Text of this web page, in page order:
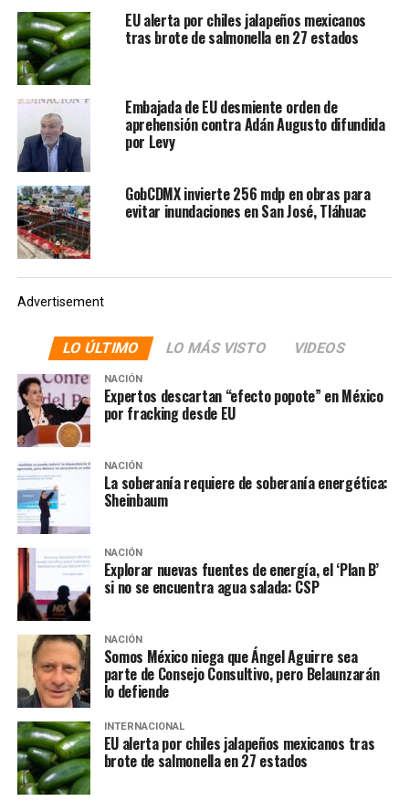
Morena: promete organización
soberanía con Sheinbaum
Otro que se posicionó sobre el entorno internacional
que envuelve al partido fue Mario Delgado Carrillo,
respecto, señaló que le parecía que Morena llegará a
2027 con todas las posibilidades de arrasar en las urnas;
cuestionado sobre si las acusaciones sobre Rubén Rocha
de las autoridades de Estados Unidos. Hay una actitud
muy buena del gobernador diciendo ‘Aquí estoy,
investíguenme’, contrario a la derecha que siempre
trata de protegerse”, externó el exdirigente partidista.
El pasado sábado, el Congreso de Sinaloa aprobó la
licencia solicitada por Rocha Moya para separarse del
cargo mientras la Fiscalía General de la República (FGR)
lleva a cabo las investigaciones de las acusaciones en su
contra desde Estados Unidos. No obstante, previamente,
Raúl Jiménez Vázquez, titular de la Fiscalía Especializada
de Control Competencial, apuntó que en primera
instancia no existían pruebas anexas al pedimento de
detención provisional solicitada por la Fiscalía Federal
del Distrito Sur de Nueva York.
NOTAS RELACIONADAS:
MÉXICO
NOTICIAS
SIGUIENTE
Morena debe cuidar cómo procesará diferencias
internas: Durazo
EU alerta por chiles jalapeños mexicanos
tras brote de salmonella en 27 estados
Embajada de EU desmiente orden de
aprehensión contra Adán Augusto difundida
por Levy
GobCDMX invierte 256 mdp en obras para
evitar inundaciones en San José, Tláhuac
Advertisement
LO ÚLTIMO LO MÁS VISTO VIDEOS
NACIÓN
Expertos descartan “efecto popote” en México
por fracking desde EU
NACIÓN
La soberanía requiere de soberanía energética:
Sheinbaum
NACIÓN
Explorar nuevas fuentes de energía, el ‘Plan B’
si no se encuentra agua salada: CSP
NACIÓN
Somos México niega que Ángel Aguirre sea
parte de Consejo Consultivo, pero Belaunzarán
lo defiende
INTERNACIONAL
EU alerta por chiles jalapeños mexicanos tras
brote de salmonella en 27 estados